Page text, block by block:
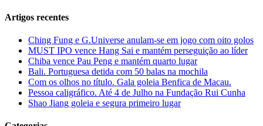
Artigos recentes
Ching Fung e G.Universe anulam-se em jogo com oito golos
MUST IPO vence Hang Sai e mantém perseguição ao líder
Chiba vence Pau Peng e mantém quarto lugar
Bali. Portuguesa detida com 50 balas na mochila
Com os olhos no título. Gala goleia Benfica de Macau.
Pessoa caligráfico. Até 4 de Julho na Fundação Rui Cunha
Shao Jiang goleia e segura primeiro lugar